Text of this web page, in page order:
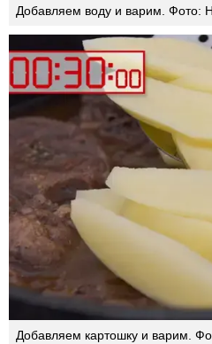
Добавляем воду и варим. Фото:
Добавляем картошку и варим.